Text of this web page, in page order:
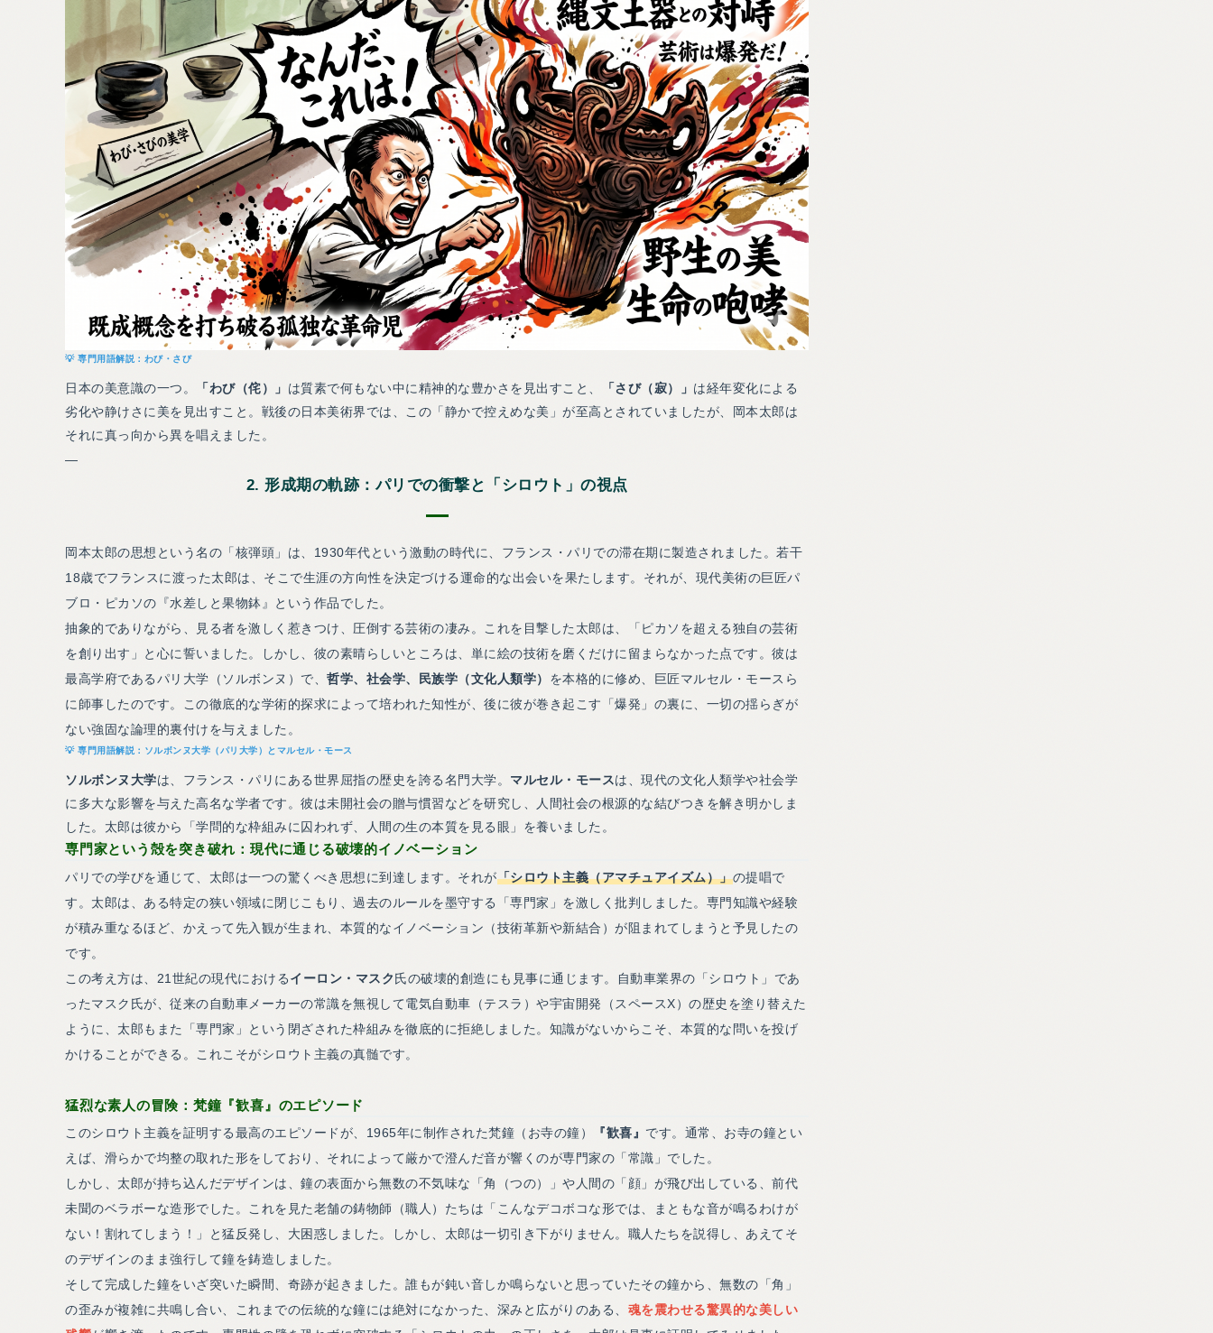
わび・さび
日本の美意識の一つ。 「わび（侘）」 は質素で何もない中に精神的な豊かさを見出すこと、 「さび（寂）」 は経年変化による
劣化や静けさに美を見出すこと。戦後の日本美術界では、この「静かで控えめな美」が至高とされていましたが、岡本太郎は
それに真っ向から異を唱えました。
—
2. 形成期の軌跡：パリでの衝撃と「シロウト」の視点
岡本太郎の思想という名の「核弾頭」は、1930年代という激動の時代に、フランス・パリでの滞在期に製造されました。若干
18歳でフランスに渡った太郎は、そこで生涯の方向性を決定づける運命的な出会いを果たします。それが、現代美術の巨匠パ
ブロ・ピカソの『水差しと果物鉢』という作品でした。
抽象的でありながら、見る者を激しく惹きつけ、圧倒する芸術の凄み。これを目撃した太郎は、「ピカソを超える独自の芸術
を創り出す」と心に誓いました。しかし、彼の素晴らしいところは、単に絵の技術を磨くだけに留まらなかった点です。彼は
最高学府であるパリ大学（ソルボンヌ）で、 哲学、社会学、民族学（文化人類学） を本格的に修め、巨匠マルセル・モースら
に師事したのです。この徹底的な学術的探求によって培われた知性が、後に彼が巻き起こす「爆発」の裏に、一切の揺らぎが
ない強固な論理的裏付けを与えました。
ソルボンヌ大学（パリ大学）とマルセル・モース
ソルボンヌ大学は、フランス・パリにある世界屈指の歴史を誇る名門大学。 マルセル・モースは、現代の文化人類学や社会学
に多大な影響を与えた高名な学者です。彼は未開社会の贈与慣習などを研究し、人間社会の根源的な結びつきを解き明かしま
した。太郎は彼から「学問的な枠組みに囚われず、人間の生の本質を見る眼」を養いました。
専門家という殻を突き破れ：現代に通じる破壊的イノベーション
パリでの学びを通じて、太郎は一つの驚くべき思想に到達します。それが「シロウト主義（アマチュアイズム）」の提唱で
す。太郎は、ある特定の狭い領域に閉じこもり、過去のルールを墨守する「専門家」を激しく批判しました。専門知識や経験
が積み重なるほど、かえって先入観が生まれ、本質的なイノベーション（技術革新や新結合）が阻まれてしまうと予見したの
です。
この考え方は、21世紀の現代におけるイーロン・マスク氏の破壊的創造にも見事に通じます。自動車業界の「シロウト」であ
ったマスク氏が、従来の自動車メーカーの常識を無視して電気自動車（テスラ）や宇宙開発（スペースX）の歴史を塗り替えた
ように、太郎もまた「専門家」という閉ざされた枠組みを徹底的に拒絶しました。知識がないからこそ、本質的な問いを投げ
かけることができる。これこそがシロウト主義の真髄です。
猛烈な素人の冒険：梵鐘『歓喜』のエピソード
このシロウト主義を証明する最高のエピソードが、1965年に制作された梵鐘（お寺の鐘） 『歓喜』 です。通常、お寺の鐘とい
えば、滑らかで均整の取れた形をしており、それによって厳かで澄んだ音が響くのが専門家の「常識」でした。
しかし、太郎が持ち込んだデザインは、鐘の表面から無数の不気味な「角（つの）」や人間の「顔」が飛び出している、前代
未聞のベラボーな造形でした。これを見た老舗の鋳物師（職人）たちは「こんなデコボコな形では、まともな音が鳴るわけが
ない！割れてしまう！」と猛反発し、大困惑しました。しかし、太郎は一切引き下がりません。職人たちを説得し、あえてそ
のデザインのまま強行して鐘を鋳造しました。
そして完成した鐘をいざ突いた瞬間、奇跡が起きました。誰もが鈍い音しか鳴らないと思っていたその鐘から、無数の「角」
の歪みが複雑に共鳴し合い、これまでの伝統的な鐘には絶対になかった、深みと広がりのある、 魂を震わせる驚異的な美しい